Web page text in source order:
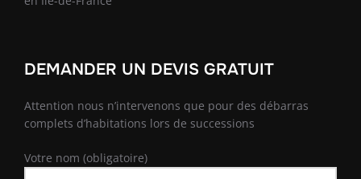
DEMANDER UN DEVIS GRATUIT
Attention nous n’intervenons que pour des débarras
complets d’habitations lors de successions
Votre nom (obligatoire)